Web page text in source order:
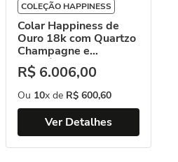
COLEÇÃO HAPPINESS
Colar Happiness de
Ouro 18k com Quartzo
Champagne e
Espinélios
R$ 6.006,00
Ou 10x de R$ 600,60
Ver Detalhes